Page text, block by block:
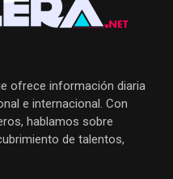
ofrece información diaria
e internacional. Con
hablamos sobre
de talentos,